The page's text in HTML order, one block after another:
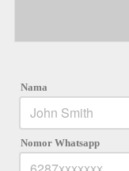
Nama
Nomor Whatsapp